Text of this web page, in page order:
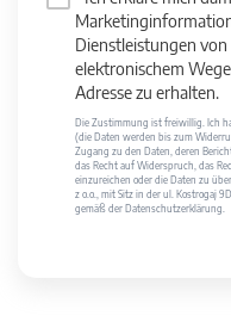
Dienstleistungen von
elektronischem
Adresse zu erhalten.
Die Zustimmung ist freiwillig. Ich
(die Daten werden bis zum
Zugang zu den Daten, deren
das Recht auf Widerspruch, das
einzureichen oder die Daten zu
z o.o., mit Sitz in der ul. Kostrogaj
gemäß der Datenschutzerklärung.